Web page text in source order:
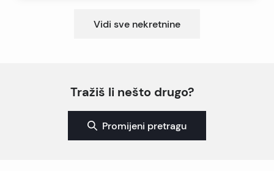
Vidi sve nekretnine
Tražiš li nešto drugo?
Promijeni pretragu